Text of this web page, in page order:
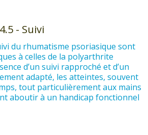
- Suivi
du rhumatisme psoriasique sont
à celles de la polyarthrite
d’un suivi rapproché et d’un
adapté, les atteintes, souvent
tout particulièrement aux mains
aboutir à un handicap fonctionnel